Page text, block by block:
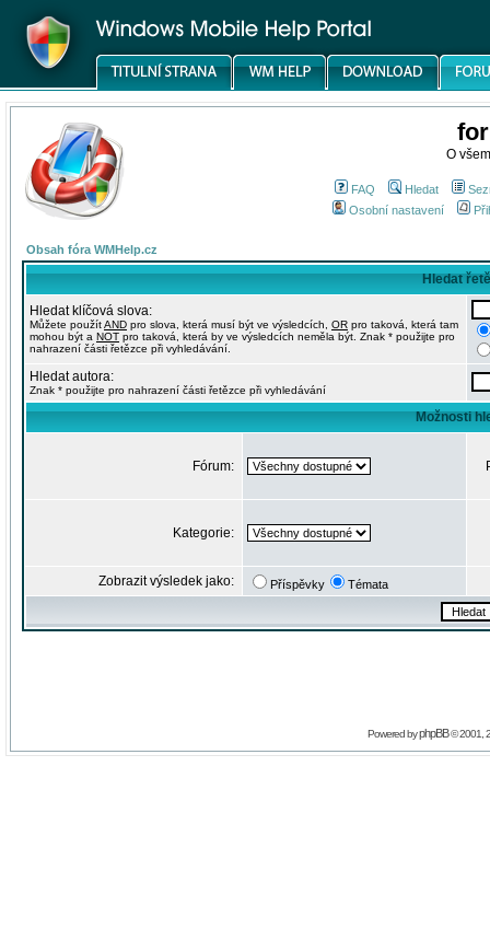
O
FAQ Hledat
Osobní nastavení
Obsah fóra WMHelp.cz
Hledat
Hledat klíčová slova:
Můžete použítAND pro slova, která musí být ve výsledcích, OR pro taková, která tam
mohou být a NOT pro taková, která by ve výsledcích neměla být. Znak * použijte pro
nahrazení části řetězce při vyhledávání.
Hledat autora:
Znak * použijte pro nahrazení části řetězce při vyhledávání
Možnosti
Fórum:
Kategorie:
Zobrazit výsledek jako: Příspěvky Témata
Powered byphpBB© 2001,